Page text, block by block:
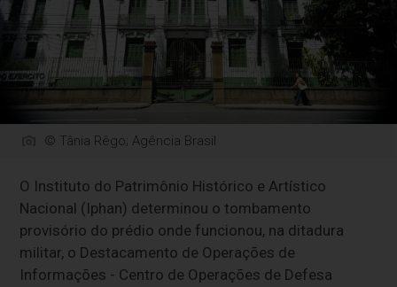
© Tânia Rêgo; Agência Brasil
O Instituto do Patrimônio Histórico e Artístico
Nacional (Iphan) determinou o tombamento
provisório do prédio onde funcionou, na ditadura
militar, o Destacamento de Operações de
Informações - Centro de Operações de Defesa